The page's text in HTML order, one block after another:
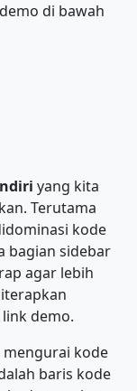
di bawah
yang kita
Terutama
kode
bagian sidebar
agar lebih
demo.
kode
baris kode